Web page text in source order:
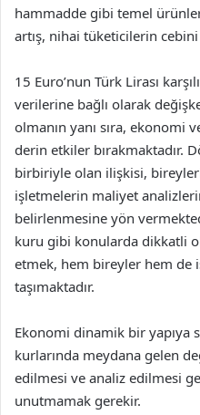
hammadde gibi temel
artış, nihai tüketicilerin
15 Euro’nun Türk Lirası
verilerine bağlı olarak
olmanın yanı sıra, ekonomi
derin etkiler bırakmaktadır.
birbiriyle olan ilişkisi,
işletmelerin maliyet
belirlenmesine yön
kuru gibi konularda dikkatli
etmek, hem bireyler hem de
taşımaktadır.
Ekonomi dinamik bir yapıya
kurlarında meydana gelen
edilmesi ve analiz edilmesi
unutmamak gerekir.